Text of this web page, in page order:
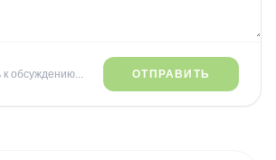
обсуждению... ОТПРАВИТЬ